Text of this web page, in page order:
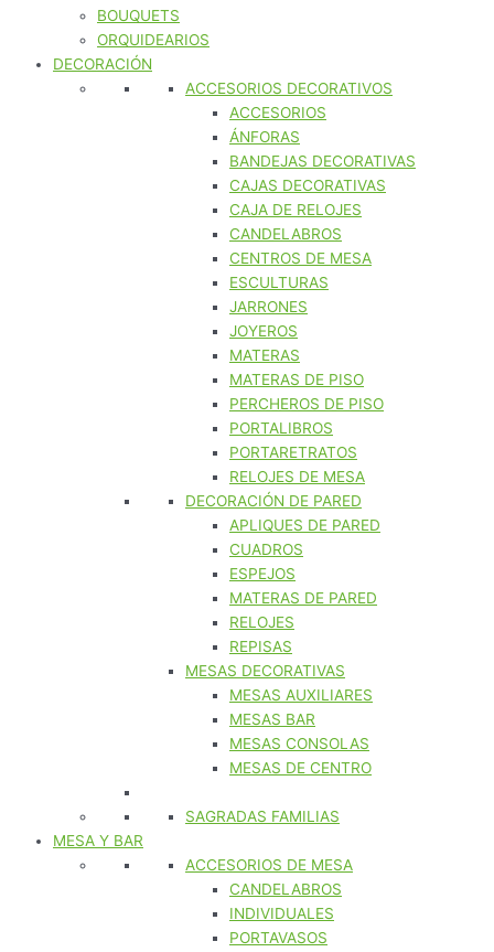
BOUQUETS
ORQUIDEARIOS
DECORACIÓN
ACCESORIOS DECORATIVOS
ACCESORIOS
ÁNFORAS
BANDEJAS DECORATIVAS
CAJAS DECORATIVAS
CAJA DE RELOJES
CANDELABROS
CENTROS DE MESA
ESCULTURAS
JARRONES
JOYEROS
MATERAS
MATERAS DE PISO
PERCHEROS DE PISO
PORTALIBROS
PORTARETRATOS
RELOJES DE MESA
DECORACIÓN DE PARED
APLIQUES DE PARED
CUADROS
ESPEJOS
MATERAS DE PARED
RELOJES
REPISAS
MESAS DECORATIVAS
MESAS AUXILIARES
MESAS BAR
MESAS CONSOLAS
MESAS DE CENTRO
SAGRADAS FAMILIAS
MESA Y BAR
ACCESORIOS DE MESA
CANDELABROS
INDIVIDUALES
PORTAVASOS